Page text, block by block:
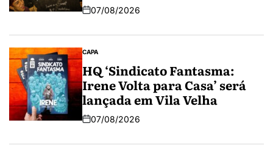
07/08/2026
CAPA
HQ ‘Sindicato Fantasma:
Irene Volta para Casa’ será
lançada em Vila Velha
07/08/2026